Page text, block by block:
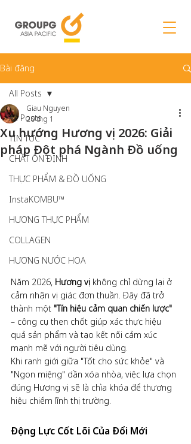
Bài đăng
All Posts
TIN TỨC
CHẤT ỔN ĐỊNH
THỰC PHẨM & ĐỒ UỐNG
InstaKOMBU™
HƯƠNG THỰC PHẨM
COLLAGEN
HƯƠNG NƯỚC HOA
All Posts
Xu hướng Hương vị 2026: Giải
pháp Đột phá Ngành Đồ uống
Giau Nguyen
20 thg 1
Năm 2026, Hương vị không chỉ dừng lại ở
cảm nhận vị giác đơn thuần. Đây đã trở
thành một "Tín hiệu cảm quan chiến lược"
– công cụ then chốt giúp xác thực hiệu
quả sản phẩm và tạo kết nối cảm xúc
mạnh mẽ với người tiêu dùng.
Khi ranh giới giữa "Tốt cho sức khỏe" và
"Ngon miệng" dần xóa nhòa, việc lựa chọn
đúng Hương vị sẽ là chìa khóa để thương
hiệu chiếm lĩnh thị trường.
Động Lực Cốt Lõi Của Đổi Mới